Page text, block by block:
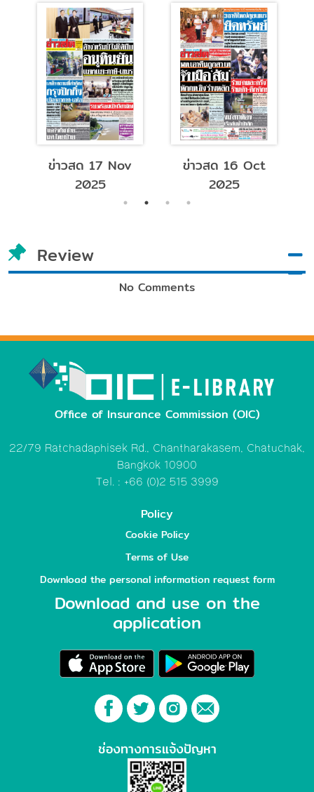
ข่าวสด 17 Nov
2025
ข่าวสด 16 Oct
2025
Review
No Comments
Office of Insurance Commission (OIC)
22/79 Ratchadaphisek Rd., Chantharakasem, Chatuchak,
Bangkok 10900
Tel. : +66 (0)2 515 3999
Policy
Cookie Policy
Terms of Use
Download the personal information request form
Download and use on the
application
ช่องทางการแจ้งปัญหา